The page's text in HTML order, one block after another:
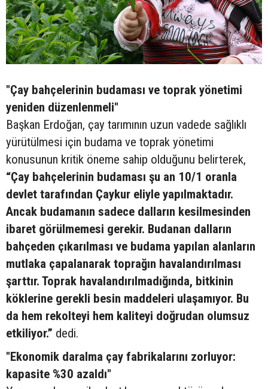
"Çay bahçelerinin budaması ve toprak yönetimi
yeniden düzenlenmeli"
Başkan Erdoğan, çay tarımının uzun vadede sağlıklı
yürütülmesi için budama ve toprak yönetimi
konusunun kritik öneme sahip olduğunu belirterek,
“Çay bahçelerinin budaması şu an 10/1 oranla
devlet tarafından Çaykur eliyle yapılmaktadır.
Ancak budamanın sadece dalların kesilmesinden
ibaret görülmemesi gerekir. Budanan dalların
bahçeden çıkarılması ve budama yapılan alanların
mutlaka çapalanarak toprağın havalandırılması
şarttır. Toprak havalandırılmadığında, bitkinin
köklerine gerekli besin maddeleri ulaşamıyor. Bu
da hem rekolteyi hem kaliteyi doğrudan olumsuz
etkiliyor.” dedi.
"Ekonomik daralma çay fabrikalarını zorluyor:
kapasite %30 azaldı"